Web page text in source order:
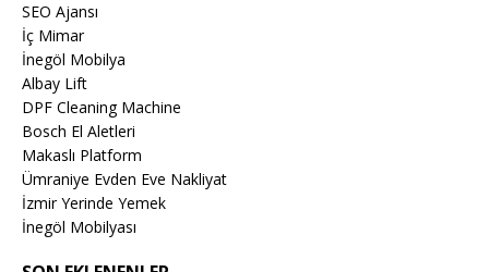
SEO Ajansı
İç Mimar
İnegöl Mobilya
Albay Lift
DPF Cleaning Machine
Bosch El Aletleri
Makaslı Platform
Ümraniye Evden Eve Nakliyat
İzmir Yerinde Yemek
İnegöl Mobilyası